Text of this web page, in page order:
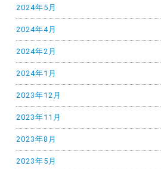
2024年5月
2024年4月
2024年2月
2024年1月
2023年12月
2023年11月
2023年8月
2023年5月